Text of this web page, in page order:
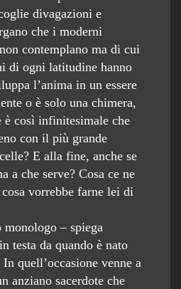
divagazioni e
che i moderni
contemplano ma di cui
di ogni latitudine hanno
l’anima in un essere
o è solo una chimera,
è così infinitesimale che
con il più grande
E alla fine, anche se
a che serve? Cosa ce ne
vorrebbe farne lei di
– spiega
testa da quando è nato
quell’occasione venne a
anziano sacerdote che